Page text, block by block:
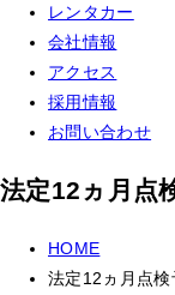
レンタカー
会社情報
アクセス
採用情報
お問い合わせ
法定12ヵ月点
HOME
法定12ヵ月点検